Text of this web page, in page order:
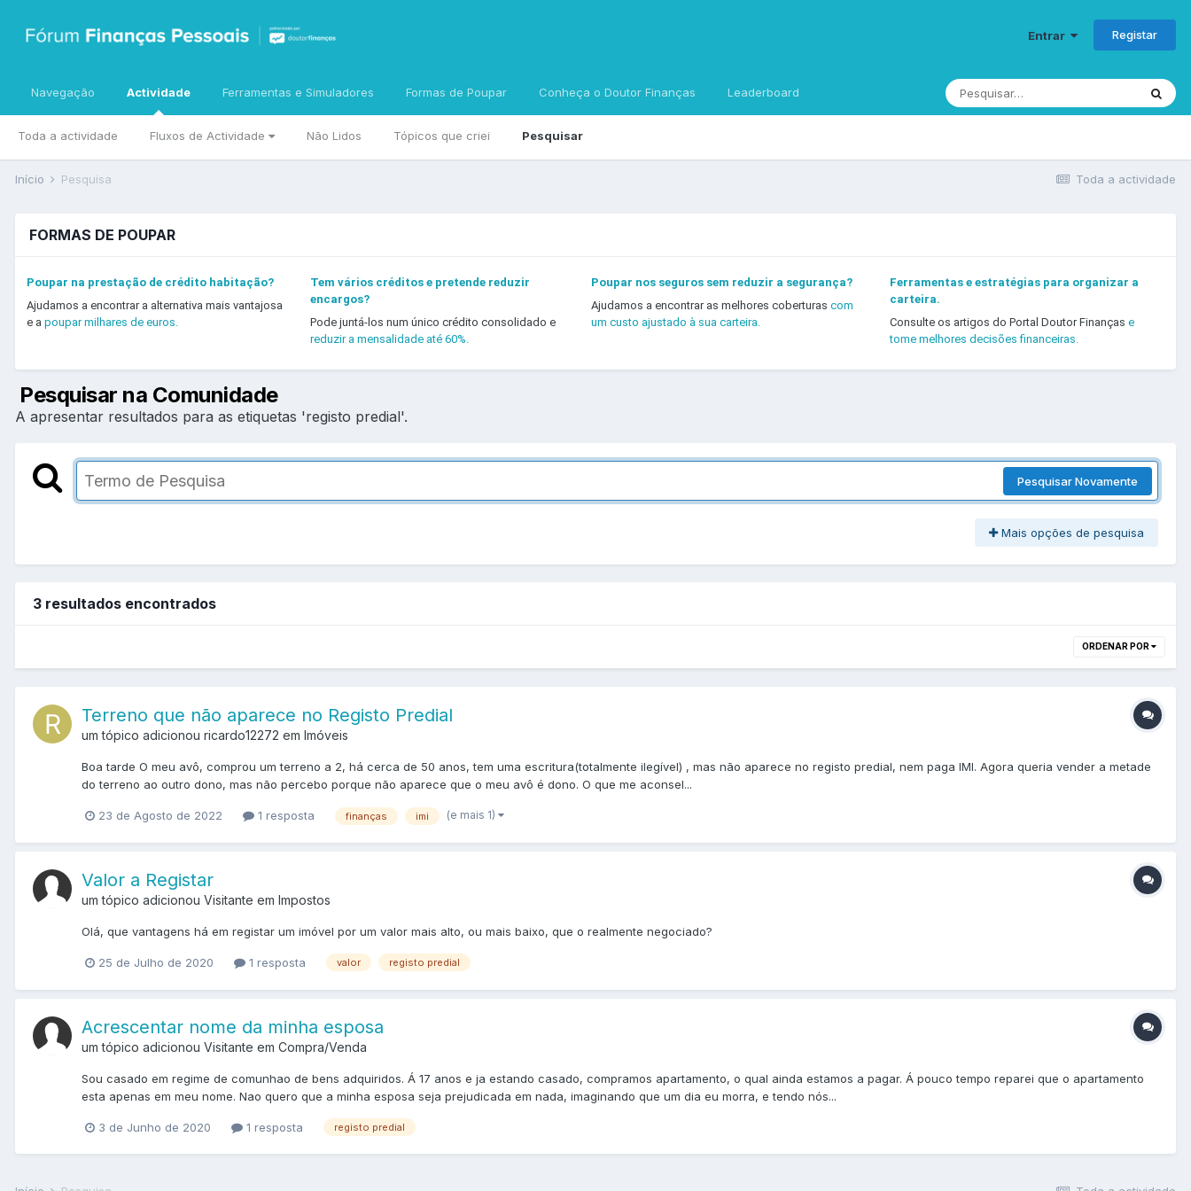
Entrar Registar
Navegação Actividade
Toda a actividade Fluxos de Actividade Não Lidos Tópicos que criei Pesquisar
Ferramentas e Simuladores Formas de Poupar Conheça o Doutor Finanças Leaderboard
Toda a actividade
Início Pesquisa
FORMAS DE POUPAR
Poupar na prestação de crédito habitação?
Ajudamos a encontrar a alternativa mais vantajosa
e a poupar milhares de euros.
Tem vários créditos e pretende reduzir
encargos?
Pode juntá-los num único crédito consolidado e
reduzir a mensalidade até 60%.
Poupar nos seguros sem reduzir a segurança?
Ajudamos a encontrar as melhores coberturascom
um custo ajustado à sua carteira.
Ferramentas e estratégias para organizar a
carteira.
Consulte os artigos do Portal Doutor Finanças e
tome melhores decisões financeiras.
Pesquisar na Comunidade
A apresentar resultados para as etiquetas 'registo predial'.
Pesquisar Novamente
Mais opções de pesquisa
3 resultados encontrados
ORDENAR POR
Terreno que não aparece no Registo Predial
um tópico adicionou ricardo12272 em Imóveis
Boa tarde O meu avô, comprou um terreno a 2, há cerca de 50 anos, tem uma escritura(totalmente ilegível) , mas não aparece no registo predial, nem paga IMI. Agora queria vender a metade
do terreno ao outro dono, mas não percebo porque não aparece que o meu avô é dono. O que me aconsel...
23 de Agosto de 2022 1 resposta finanças imi (e mais 1)
Valor a Registar
um tópico adicionou Visitante em Impostos
Olá, que vantagens há em registar um imóvel por um valor mais alto, ou mais baixo, que o realmente negociado?
25 de Julho de 2020 1 resposta valor registo predial
Acrescentar nome da minha esposa
um tópico adicionou Visitante em Compra/Venda
Sou casado em regime de comunhao de bens adquiridos. Á 17 anos e ja estando casado, compramos apartamento, o qual ainda estamos a pagar. Á pouco tempo reparei que o apartamento
esta apenas em meu nome. Nao quero que a minha esposa seja prejudicada em nada, imaginando que um dia eu morra, e tendo nós...
3 de Junho de 2020 1 resposta registo predial